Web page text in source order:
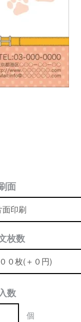
面
枚数
数
個